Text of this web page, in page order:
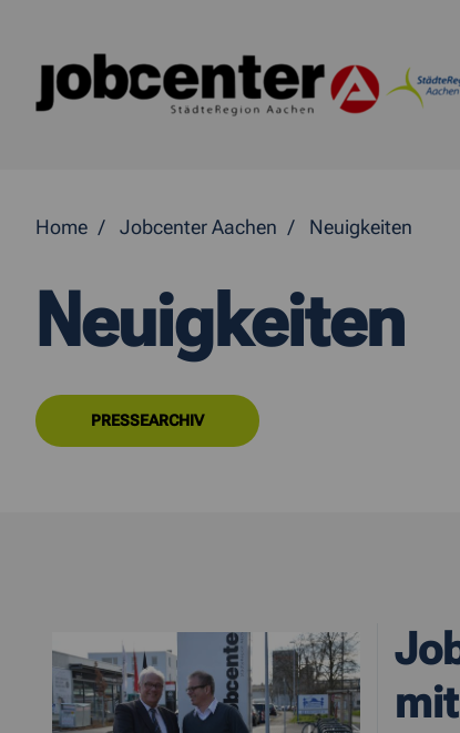
Home Jobcenter Aachen Neuigkeiten
Neuigkeiten
PRESSEARCHIV